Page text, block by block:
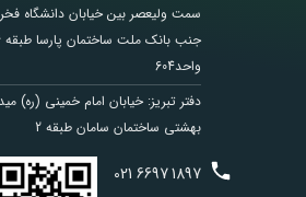
سمت ولیعصر بین خیابان دانشگاه
جنب
واحد604
دفتر تبریز: خیابان امام خمینی (ره)
بهشتی ساختمان سامان طبقه 2
021 66971897